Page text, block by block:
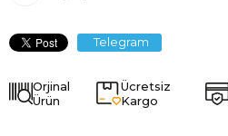
Telegram
Orjinal
Ürün
Ücretsiz
Kargo